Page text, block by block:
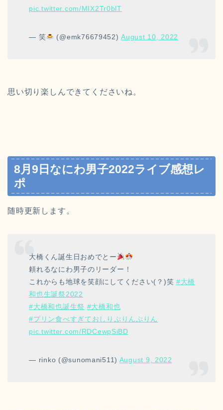
pic.twitter.com/MIX2Tr0blT
— 笑 (@emk76679452)August 10, 2022
思い切り楽しんできてくださいね。
8月9日なにわ男子2022ライブ感想レ
ポ
随時更新します。
大橋くん誕生日おめでとー
頼れるなにわ男子のリーダー！
これからも地球を笑顔にしてください(？)笑#大橋
和也生誕祭2022
#大橋和也誕生祭 #大橋和也
#プリン食べすぎておしりぷりんぷりん
pic.twitter.com/RDCewpSiBD
— rinko (@sunomani511) August 9, 2022